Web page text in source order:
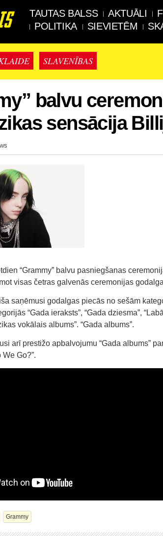
TAUTAS BALSS AKTUĀLI
POLITIKA
SIEVIETĒM
SLAVENĪBAS
balvu
sensācija
“Grammy” balvu pasniegšanas
visas četras galvenās ceremonijas
saņēmusi godalgas piecās no sešām
“Gada ieraksts”, “Gada dziesma”,
vokālais albums”. “Gada albums”.
arī prestižo apbalvojumu “Gada albums”
Go?”.
Grammy